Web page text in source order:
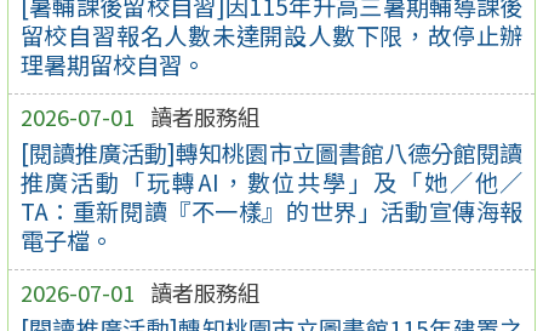
留校自習報名人數未達開設人數下限，故停止辦
理暑期留校自習。
2026-07-01 讀者服務組
[閱讀推廣活動]轉知桃園市立圖書館八德分館閱讀
推廣活動「玩轉AI，數位共學」及「她／他／
TA：重新閱讀『不一樣』的世界」活動宣傳海報
電子檔。
2026-07-01 讀者服務組